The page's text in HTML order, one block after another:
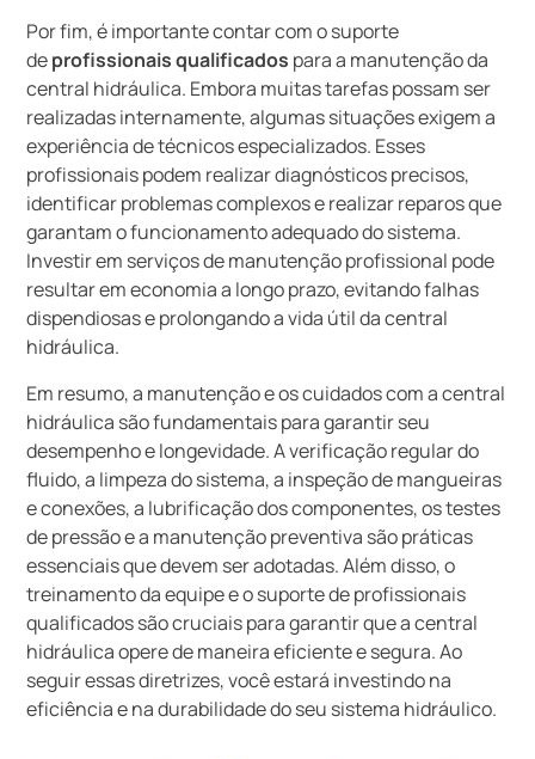
Por fim, é importante contar com o suporte
deprofissionais qualificados para a manutenção da
central hidráulica. Embora muitas tarefas possam ser
realizadas internamente, algumas situações exigem a
experiência de técnicos especializados. Esses
profissionais podem realizar diagnósticos precisos,
identificar problemas complexos e realizar reparos que
garantam o funcionamento adequado do sistema.
Investir em serviços de manutenção profissional pode
resultar em economia a longo prazo, evitando falhas
dispendiosas e prolongando a vida útil da central
hidráulica.
Em resumo, a manutenção e os cuidados com a central
hidráulica são fundamentais para garantir seu
desempenho e longevidade. A verificação regular do
fluido, a limpeza do sistema, a inspeção de mangueiras
e conexões, a lubrificação dos componentes, os testes
de pressão e a manutenção preventiva são práticas
essenciais que devem ser adotadas. Além disso, o
treinamento da equipe e o suporte de profissionais
qualificados são cruciais para garantir que a central
hidráulica opere de maneira eficiente e segura. Ao
seguir essas diretrizes, você estará investindo na
eficiência e na durabilidade do seu sistema hidráulico.